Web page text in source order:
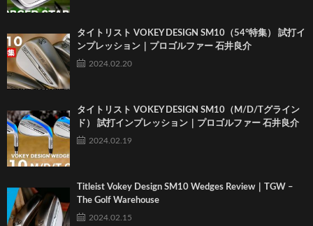
タイトリスト VOKEY DESIGN SM10（54°特集） 試打イ
ンプレッション｜プロゴルファー 石井良介
2024.02.20
タイトリスト VOKEY DESIGN SM10（M/D/Tグライン
ド） 試打インプレッション｜プロゴルファー 石井良介
2024.02.19
Titleist Vokey Design SM10 Wedges Review｜TGW –
The Golf Warehouse
2024.02.15